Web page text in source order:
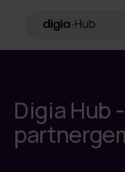
FAQ
Öppna projekt
Digia Hub